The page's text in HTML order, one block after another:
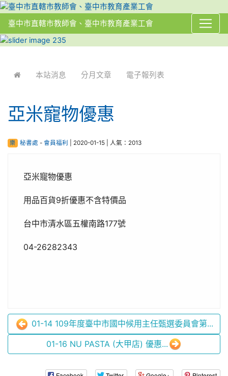
臺中市直轄市教師會、臺中市教育產業工會
本站消息 分月文章 電子報列表
亞米寵物優惠
樂 秘書處 - 會員福利 | 2020-01-15 | 人氣：2013
亞米寵物優惠
用品百貨9折優惠不含特價品
台中市清水區五權南路177號
04-26282343
01-14 109年度臺中市國中候用主任甄選委員會第...
01-16 NU PASTA (大甲店) 優惠...